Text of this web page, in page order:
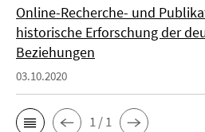
Online-Recherche- und
historische Erforschung der
Beziehungen
03.10.2020
1 / 1